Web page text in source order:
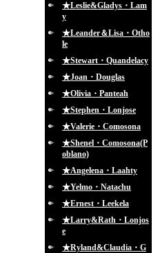
★Leslie&Gladys・Lam
y
★Leander＆Lisa・Otho
le
★Stewart・Quandelacy
★Joan・Douglas
★Olivia・Panteah
★Stephen・Lonjose
★Valerie・Comosona
★Shenel・Comosona(P
oblano)
★Angelena・Laahty
★Yelmo・Natachu
★Ernest・Leekela
★Larry&Rath・Lonjos
e
★Ryland&Claudia・G